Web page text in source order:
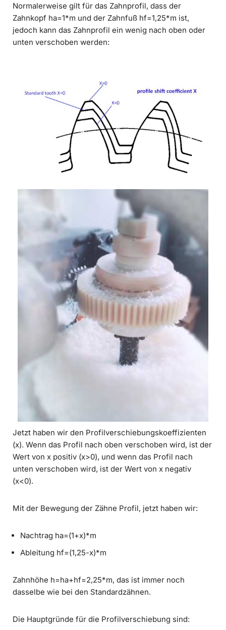
Normalerweise gilt für das Zahnprofil, dass der
Zahnkopf ha=1*m und der Zahnfuß hf=1,25*m ist,
jedoch kann das Zahnprofil ein wenig nach oben oder
unten verschoben werden:
Jetzt haben wir den Profilverschiebungskoeffizienten
(x). Wenn das Profil nach oben verschoben wird, ist der
Wert von x positiv (x>0), und wenn das Profil nach
unten verschoben wird, ist der Wert von x negativ
(x<0).
Mit der Bewegung der Zähne Profil, jetzt haben wir:
Nachtrag ha=(1+x)*m
Ableitung hf=(1,25-x)*m
Zahnhöhe h=ha+hf=2,25*m, das ist immer noch
dasselbe wie bei den Standardzähnen.
Die Hauptgründe für die Profilverschiebung sind: